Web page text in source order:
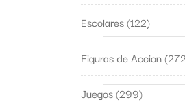
Escolares 122
Figuras de Accion 272
Juegos 299